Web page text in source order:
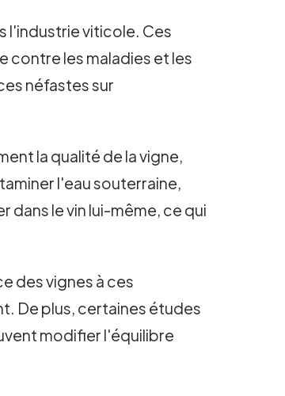
l'industrie viticole. Ces
contre les maladies et les
néfastes sur
la qualité de la vigne,
l'eau souterraine,
le vin lui-même, ce qui
des vignes à ces
De plus, certaines études
modifier l'équilibre